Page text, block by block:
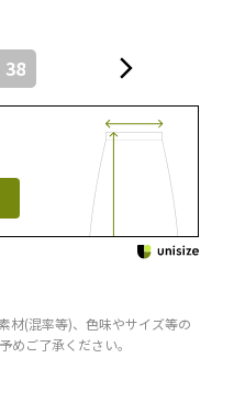
38
材(混率等)、色味やサイズ等の
めご了承ください。